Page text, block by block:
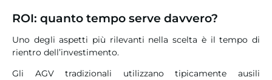
ROI: quanto tempo serve davvero?
Uno degli aspetti più rilevanti nella scelta è il tempo di
rientro dell’investimento.
Gli AGV tradizionali utilizzano tipicamente ausili